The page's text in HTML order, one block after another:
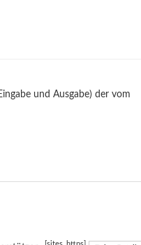
und Ausgabe) der vom